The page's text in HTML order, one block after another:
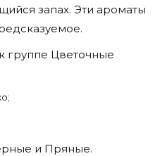
запах. Эти ароматы
группе Цветочные
и Пряные.